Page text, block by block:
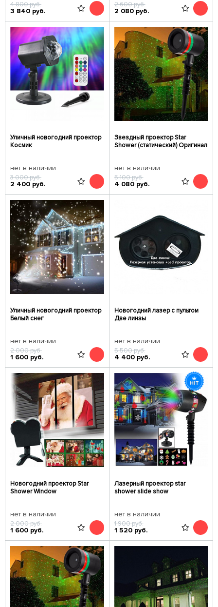
4 800руб.
3 840 руб.
2 600руб.
2 080 руб.
Уличный новогодний проектор
Космик
нет в наличии
3 000руб.
2 400 руб.
Звездный проектор Star
Shower (статический) Оригинал
нет в наличии
5 100руб.
4 080 руб.
Уличный новогодний проектор
Белый снег
нет в наличии
2 000руб.
1 600 руб.
Новогодний лазер c пультом
Две линзы
нет в наличии
5 500руб.
4 400 руб.
Новогодний проектор Star
Shower Window
нет в наличии
2 000руб.
1 600 руб.
Лазерный проектор star
shower slide show
нет в наличии
1 900руб.
1 520 руб.